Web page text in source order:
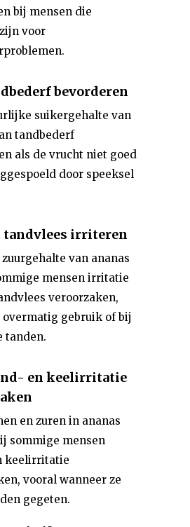
bij mensen die
voor
bevorderen
suikergehalte van
tandbederf
als de vrucht niet goed
door speeksel
tandvlees irriteren
van ananas
mensen irritatie
veroorzaken,
gebruik of bij
tanden.
en keelirritatie
en zuren in ananas
sommige mensen
keelirritatie
vooral wanneer ze
gegeten.